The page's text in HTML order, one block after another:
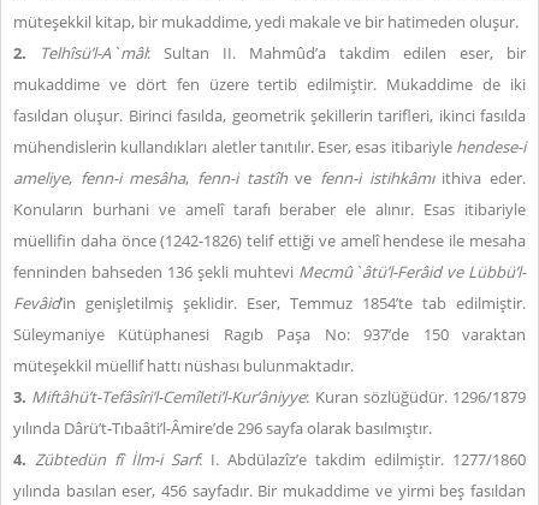
müteşekkil kitap, bir mukaddime, yedi makale ve bir hatimeden oluşur.
2.
Telhîsü’l-A`mâl: Sultan II. Mahmûd’a takdim edilen eser, bir
mukaddime ve dört fen üzere tertib edilmiştir. Mukaddime de iki
fasıldan oluşur. Birinci fasılda, geometrik şekillerin tarifleri, ikinci fasılda
mühendislerin kullandıkları aletler tanıtılır. Eser, esas itibariyle hendese-i
ameliye, fenn-i mesâha, fenn-i tastîhve fenn-i istihkâmıithiva eder.
Konuların burhani ve amelî tarafı beraber ele alınır. Esas itibariyle
müellifin daha önce (1242-1826) telif ettiği ve amelî hendese ile mesaha
fenninden bahseden 136 şekli muhtevi Mecmû`âtü’l-Ferâid ve Lübbü’l-
Fevâid’in genişletilmiş şeklidir. Eser, Temmuz 1854’te tab edilmiştir.
Süleymaniye Kütüphanesi Ragıb Paşa No: 937’de 150 varaktan
müteşekkil müellif hattı nüshası bulunmaktadır.
3. Miftâhü’t-Tefâsîri’l-Cemîleti’l-Kur’âniyye: Kuran sözlüğüdür. 1296/1879
yılında Dârü’t-Tıbaâti’l-Âmire’de 296 sayfa olarak basılmıştır.
4. Zübtedün fî İlm-i Sarf: I. Abdülazîz’e takdim edilmiştir. 1277/1860
yılında basılan eser, 456 sayfadır. Bir mukaddime ve yirmi beş fasıldan